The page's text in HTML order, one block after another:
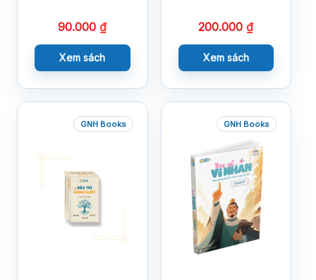
Cùng 150 Sticker
90.000₫
Xem sách
200.000₫
Xem sách
GNH Books GNH Books